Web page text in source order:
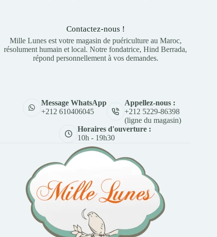
Contactez-nous !
Mille Lunes est votre magasin de puériculture au Maroc,
résolument humain et local. Notre fondatrice, Hind Berrada,
répond personnellement à vos demandes.
Message WhatsApp
+212 610406045
Appellez-nous :
+212 5229-86398
(ligne du magasin)
Horaires d'ouverture :
10h - 19h30